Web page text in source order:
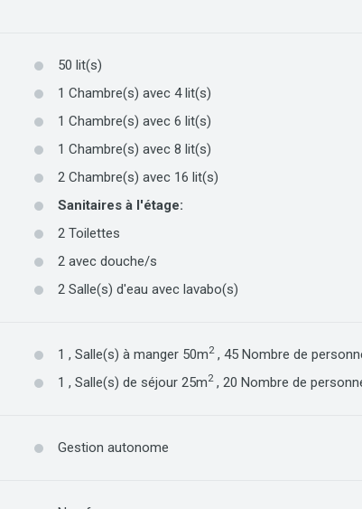
50 lit(s)
1 Chambre(s) avec 4lit(s)
1 Chambre(s) avec 6 lit(s)
1 Chambre(s) avec 8 lit(s)
2 Chambre(s) avec 16 lit(s)
Sanitaires à l'étage:
2 Toilettes
2 avec douche/s
2 Salle(s) d'eau avec lavabo(s)
1 , Salle(s) à manger 50m2 , 45 Nombre de
1 , Salle(s) de séjour 25m2 , 20 Nombre de
Gestion autonome